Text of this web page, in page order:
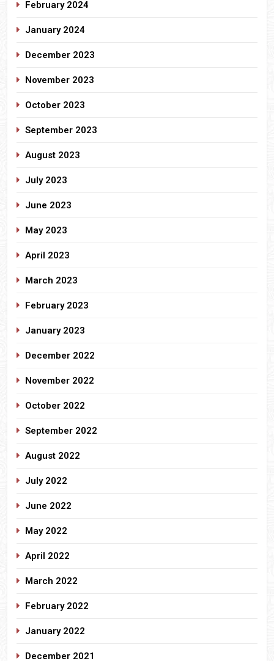
February 2024
January 2024
December 2023
November 2023
October 2023
September 2023
August 2023
July 2023
June 2023
May 2023
April 2023
March 2023
February 2023
January 2023
December 2022
November 2022
October 2022
September 2022
August 2022
July 2022
June 2022
May 2022
April 2022
March 2022
February 2022
January 2022
December 2021